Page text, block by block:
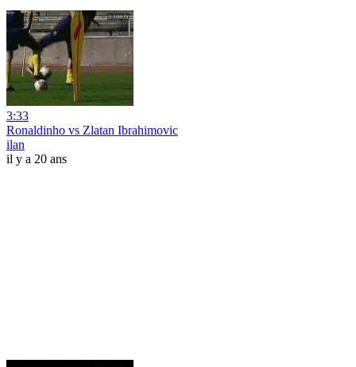
3:33
Ronaldinho vs Zlatan Ibrahimovic
ilan
il y a 20 ans